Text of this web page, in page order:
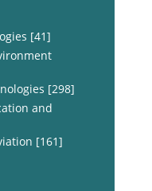
[41]
[298]
and
[161]